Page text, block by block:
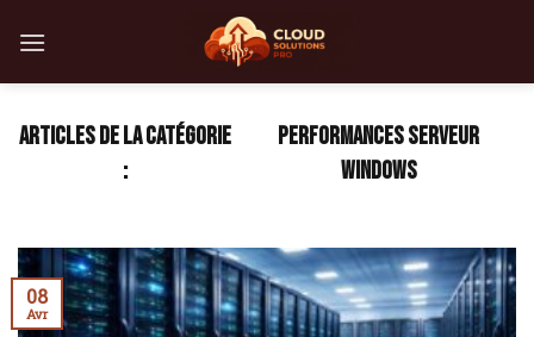
PERFORMANCES SERVEUR
WINDOWS
08
Avr